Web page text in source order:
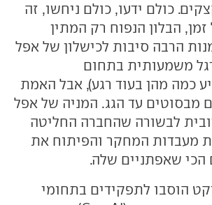
כולם ידעו, כולם ניחשו, זה
זמן, הבלון הנפוח רק המתין
הרבה סיבות לכישלון של אפל
משמעותית בתחום
כמה מהן בעוד רגע), אבל האמת
מבסוטים עד הגג. המניה של אפל
לבשורה שהחברה החליטה
מעבדות המחקר והפיתוח את
הכי שאפתניים שלה.
הוסבו לתפקידים בתחומי